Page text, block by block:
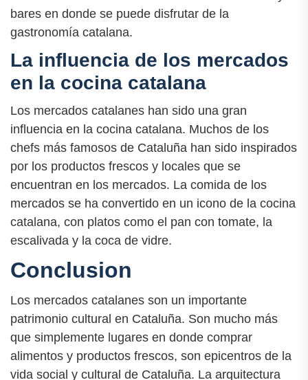
bares en donde se puede disfrutar de la
gastronomía catalana.
La influencia de los mercados
en la cocina catalana
Los mercados catalanes han sido una gran
influencia en la cocina catalana. Muchos de los
chefs más famosos de Cataluña han sido inspirados
por los productos frescos y locales que se
encuentran en los mercados. La comida de los
mercados se ha convertido en un icono de la cocina
catalana, con platos como el pan con tomate, la
escalivada y la coca de vidre.
Conclusion
Los mercados catalanes son un importante
patrimonio cultural en Cataluña. Son mucho más
que simplemente lugares en donde comprar
alimentos y productos frescos, son epicentros de la
vida social y cultural de Cataluña. La arquitectura